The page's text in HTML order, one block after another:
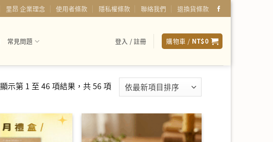
里昂 企業理念 使用者條款 隱私權條款 聯絡我們 退換貨條款
常見問題 登入 / 註冊 購物車 / NT$0
顯示第 1 至 46 項結果，共 56 項依
項
目